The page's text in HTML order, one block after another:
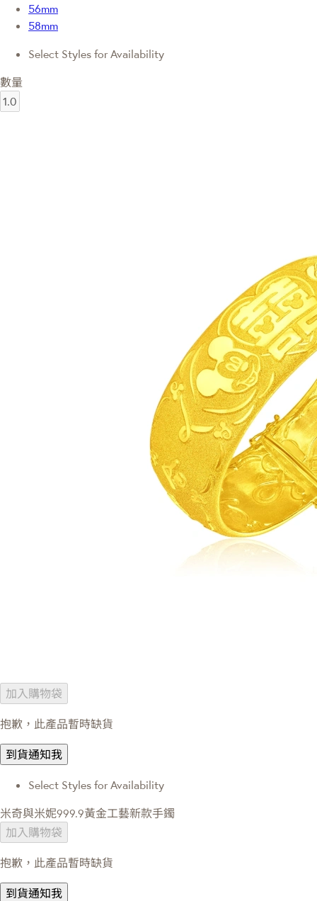
56mm
58mm
Select Styles for Availability
數量
加入購物袋
抱歉，此產品暫時缺貨
到貨通知我
Select Styles for Availability
米奇與米妮999.9黃金工藝新款手鐲
加入購物袋
抱歉，此產品暫時缺貨
到貨通知我